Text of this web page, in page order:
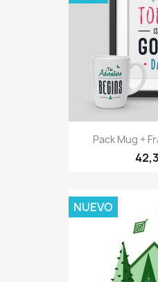
Pack Mug +
NUEVO